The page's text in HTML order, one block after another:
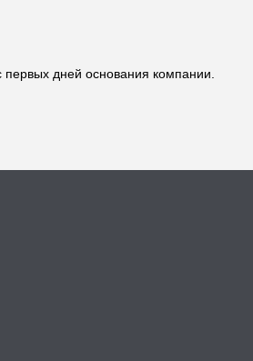
дней основания компании.